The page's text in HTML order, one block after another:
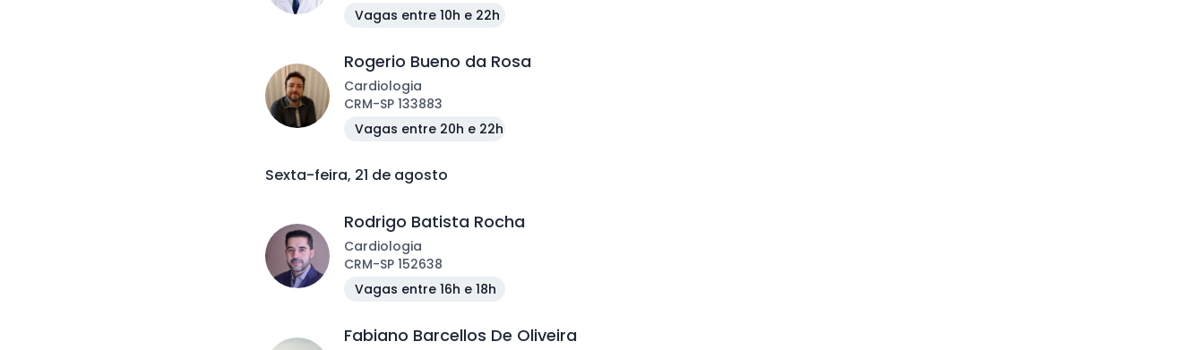
Vagas entre 10h e 22h
Rogerio Bueno da Rosa
Cardiologia
CRM-SP 133883
Vagas entre 20h e 22h
Sexta-feira, 21 de agosto
Rodrigo Batista Rocha
Cardiologia
CRM-SP 152638
Vagas entre 16h e 18h
Fabiano Barcellos De Oliveira